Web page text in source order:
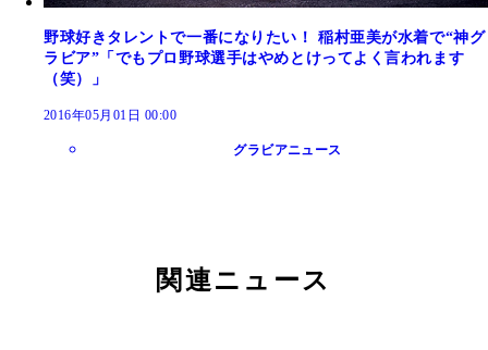
野球好きタレントで一番になりたい！ 稲村亜美が水着で“神グ
ラビア”「でもプロ野球選手はやめとけってよく言われます
（笑）」
2016年05月01日 00:00
グラビアニュース
関連ニュース